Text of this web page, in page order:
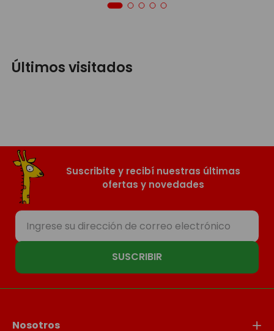
Últimos visitados
Suscribite y recibí nuestras últimas
ofertas y novedades
SUSCRIBIR
Nosotros